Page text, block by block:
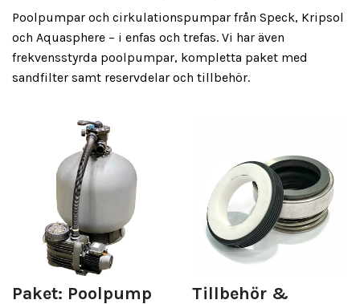
Poolpumpar och cirkulationspumpar från Speck, Kripsol
och Aquasphere – i enfas och trefas. Vi har även
frekvensstyrda poolpumpar, kompletta paket med
sandfilter samt reservdelar och tillbehör.
Paket: Poolpump
Tillbehör &